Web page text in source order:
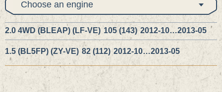
Choose an engine
2.0 4WD (BLEAP) (LF-VE) 105 (143) 2012-10…2013-05
1.5 (BL5FP) (ZY-VE) 82 (112) 2012-10…2013-05